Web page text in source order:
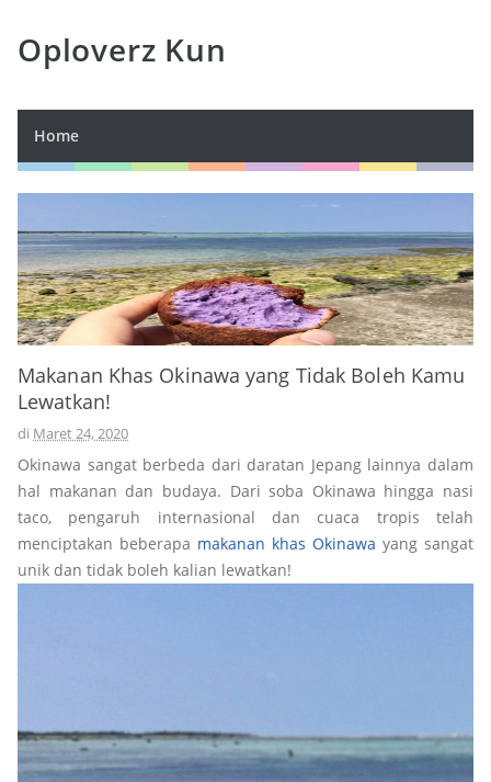
Oploverz Kun
Home
Makanan Khas Okinawa yang Tidak Boleh Kamu
Lewatkan!
di Maret 24, 2020
Okinawa sangat berbeda dari daratan Jepang lainnya dalam
hal makanan dan budaya. Dari soba Okinawa hingga nasi
taco, pengaruh internasional dan cuaca tropis telah
menciptakan beberapa makanan khas Okinawa yang sangat
unik dan tidak boleh kalian lewatkan!